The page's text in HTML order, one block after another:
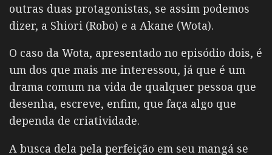
outras duas protagonistas, se assim podemos
dizer, a Shiori (Robo) e a Akane (Wota).
O caso da Wota, apresentado no episódio dois, é
um dos que mais me interessou, já que é um
drama comum na vida de qualquer pessoa que
desenha, escreve, enfim, que faça algo que
dependa de criatividade.
A busca dela pela perfeição em seu mangá se